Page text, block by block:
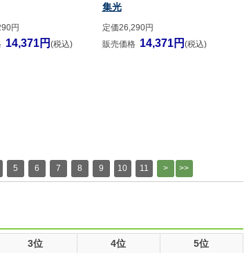
円
14,371円 (税込)
集光
定価26,290円
販売価格 14,371円 (税込)
5 6 7 8 9 10 11
3位 4位 5位